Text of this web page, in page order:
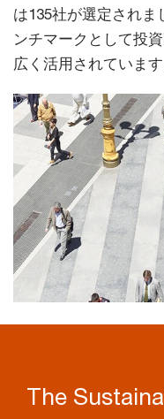
は135社が選定され
ンチマークとして投
広く活用されています
The